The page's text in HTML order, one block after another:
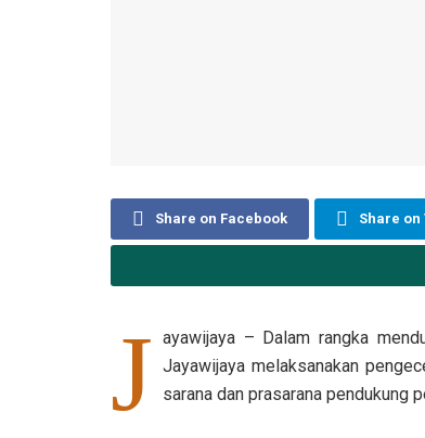
Share on Facebook Share on
J ayawijaya – Dalam rangka
Jayawijaya melaksanakan
sarana dan prasarana pendukung